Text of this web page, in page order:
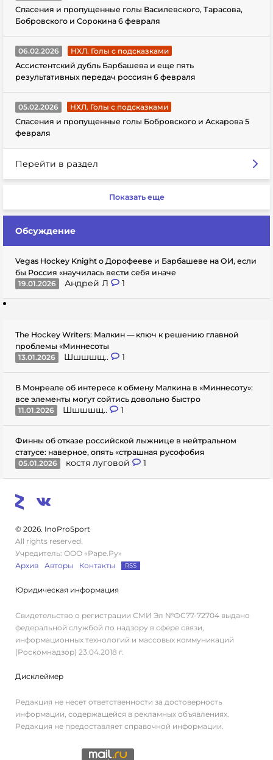
Спасения и пропущенные голы Василевского, Тарасова,
Бобровского и Сорокина 6 февраля
06.02.2026
НХЛ. Голы с подсказками
Ассистентский дубль Барбашева и еще пять
результативных передач россиян 6 февраля
05.02.2026
НХЛ. Голы с подсказками
Спасения и пропущенные голы Бобровского и Аскарова 5
февраля
Перейти в раздел
Показать еще
Обсуждение
Vegas Hockey Knight о Дорофееве и Барбашеве на ОИ, если
бы Россия «научилась вести себя иначе
19.01.2026
Андрей Л 1
The Hockey Writers: Малкин — ключ к решению главной
проблемы «Миннесоты
13.01.2026
Шшшшщ.. 1
В Монреале об интересе к обмену Малкина в «Миннесоту»:
все элементы могут сойтись довольно быстро
11.01.2026
Шшшшщ.. 1
Финны об отказе российской лыжнице в нейтральном
статусе: наверное, опять «страшная русофобия
05.01.2026
костя луговой 1
© 2026. InoProSport
All rights reserved.
Учредитель: ООО «Раре.Ру»
Архив
Авторы Контакты RSS
Юридическая информация
Свидетельство о регистрации СМИ Эл №ФС77-72704 выдано
федеральной службой по надзору в сфере связи,
информационных технологий и массовых коммуникаций
(Роскомнадзор) 23.04.2018 г.
Дисклеймер
Редакция не несет ответственности за достоверность
информации, содержащейся в рекламных объявлениях.
Редакция не предоставляет справочной информации.